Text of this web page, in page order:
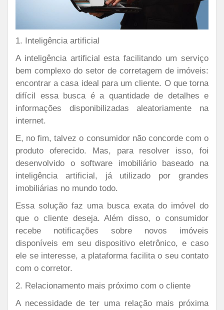
1. Inteligência artificial
A inteligência artificial esta facilitando um serviço
bem complexo do setor de corretagem de imóveis:
encontrar a casa ideal para um cliente. O que torna
difícil essa busca é a quantidade de detalhes e
informações disponibilizadas aleatoriamente na
internet.
E, no fim, talvez o consumidor não concorde com o
produto oferecido. Mas, para resolver isso, foi
desenvolvido o software imobiliário baseado na
inteligência artificial, já utilizado por grandes
imobiliárias no mundo todo.
Essa solução faz uma busca exata do imóvel do
que o cliente deseja. Além disso, o consumidor
recebe notificações sobre novos imóveis
disponíveis em seu dispositivo eletrônico, e caso
ele se interesse, a plataforma facilita o seu contato
com o corretor.
2. Relacionamento mais próximo com o cliente
A necessidade de ter uma relação mais próxima